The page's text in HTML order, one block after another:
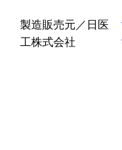
製造販売元／日医
工株式会社